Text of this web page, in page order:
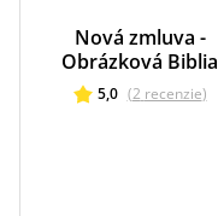
Nová zmluva -
Obrázková Biblia
5,0 (2 recenzie)